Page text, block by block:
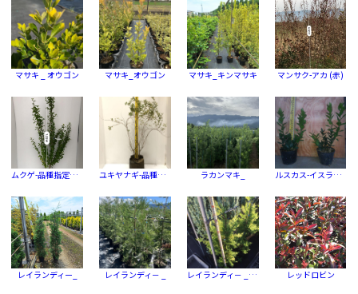
マサキ _ オウゴン マサキ_オウゴン マサキ_キンマサキ マンサク-アカ (赤)
ムクゲ-品種指定なし ユキヤナギ-品種指定なし ラカンマキ_ ルスカス-イスラエル
レイランディー_ レイランディ－ _ レイランディ－ _ ゴールド ライダー レッドロビン